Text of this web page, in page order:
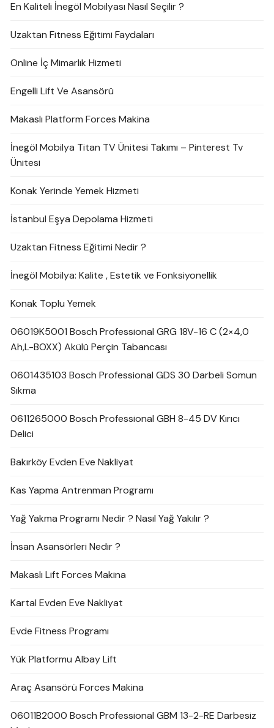
En Kaliteli İnegöl Mobilyası Nasıl Seçilir ?
Uzaktan Fitness Eğitimi Faydaları
Online İç Mimarlık Hizmeti
Engelli Lift Ve Asansörü
Makaslı Platform Forces Makina
İnegöl Mobilya Titan TV Ünitesi Takımı – Pinterest Tv
Ünitesi
Konak Yerinde Yemek Hizmeti
İstanbul Eşya Depolama Hizmeti
Uzaktan Fitness Eğitimi Nedir ?
İnegöl Mobilya: Kalite , Estetik ve Fonksiyonellik
Konak Toplu Yemek
06019K5001 Bosch Professional GRG 18V-16 C (2×4,0
Ah,L-BOXX) Akülü Perçin Tabancası
0601435103 Bosch Professional GDS 30 Darbeli Somun
Sıkma
0611265000 Bosch Professional GBH 8-45 DV Kırıcı
Delici
Bakırköy Evden Eve Nakliyat
Kas Yapma Antrenman Programı
Yağ Yakma Programı Nedir ? Nasıl Yağ Yakılır ?
İnsan Asansörleri Nedir ?
Makaslı Lift Forces Makina
Kartal Evden Eve Nakliyat
Evde Fitness Programı
Yük Platformu Albay Lift
Araç Asansörü Forces Makina
06011B2000 Bosch Professional GBM 13-2-RE Darbesiz